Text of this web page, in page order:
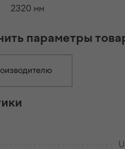
2320 мм
параметры